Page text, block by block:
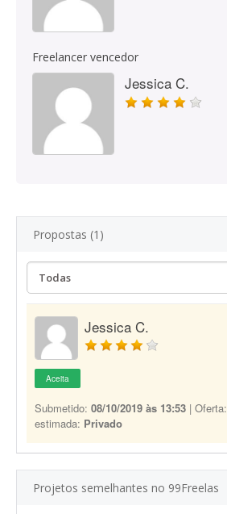
Freelancer vencedor
Jessica C.
Propostas (1)
Jessica C.
Aceita
Submetido: 08/10/2019 às 13:53 | Oferta:
estimada: Privado
Projetos semelhantes no 99Freelas